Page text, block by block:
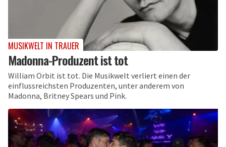
MUSIKWELT IN TRAUER
Madonna-Produzent ist tot
William Orbit ist tot. Die Musikwelt verliert einen der
einflussreichsten Produzenten, unter anderem von
Madonna, Britney Spears und Pink.